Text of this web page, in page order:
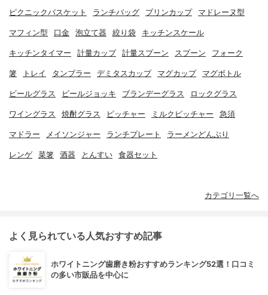
ピクニックバスケット ランチバッグ プリンカップ マドレーヌ型
マフィン型 口金 泡立て器 絞り袋 キッチンスケール
キッチンタイマー 計量カップ 計量スプーン スプーン フォーク
箸 トレイ タンブラー デミタスカップ マグカップ マグボトル
ビールグラス ビールジョッキ ブランデーグラス ロックグラス
ワイングラス 焼酎グラス ピッチャー ミルクピッチャー 急須
マドラー メイソンジャー ランチプレート ラーメンどんぶり
レンゲ 菜箸 酒器 とんすい 食器セット
カテゴリ一覧へ
よく見られている人気おすすめ記事
ホワイトニング歯磨き粉おすすめランキング52選！口コミ
の多い市販品を中心に